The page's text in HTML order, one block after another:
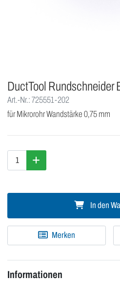
DuctTool Rundschneider
Art.-Nr.: 725551-202
für Mikrorohr Wandstärke 0,75 mm
In den
Merken
Informationen